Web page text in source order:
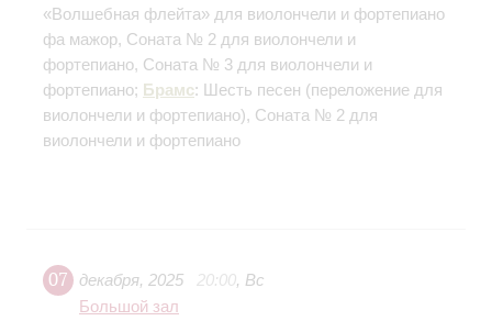
«Волшебная флейта» для виолончели и фортепиано
фа мажор, Соната № 2 для виолончели и
фортепиано, Соната № 3 для виолончели и
фортепиано; Брамс: Шесть песен (переложение для
виолончели и фортепиано), Соната № 2 для
виолончели и фортепиано
07 декабря, 2025 20:00, Вс
Большой зал